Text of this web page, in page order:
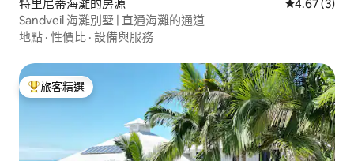
特里尼蒂海灘的房源 從 3 則評價
4.67 (3)
Sandveil 海灘別墅 | 直通海灘的通道
地點 · 性價比 · 設備與服務
旅客精選榜首
旅客精選